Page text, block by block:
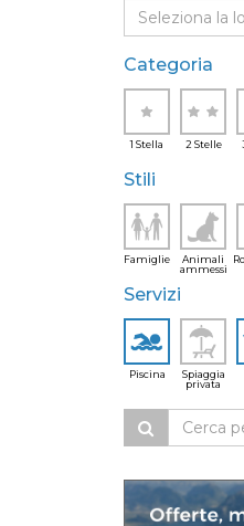
Categoria
1 Stella 2 Stelle
Stili
Famiglie
Animali
ammessi
Servizi
Piscina
Spiaggia
privata